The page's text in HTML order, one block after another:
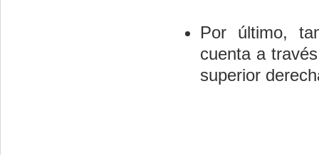
Por último,
cuenta a
superior